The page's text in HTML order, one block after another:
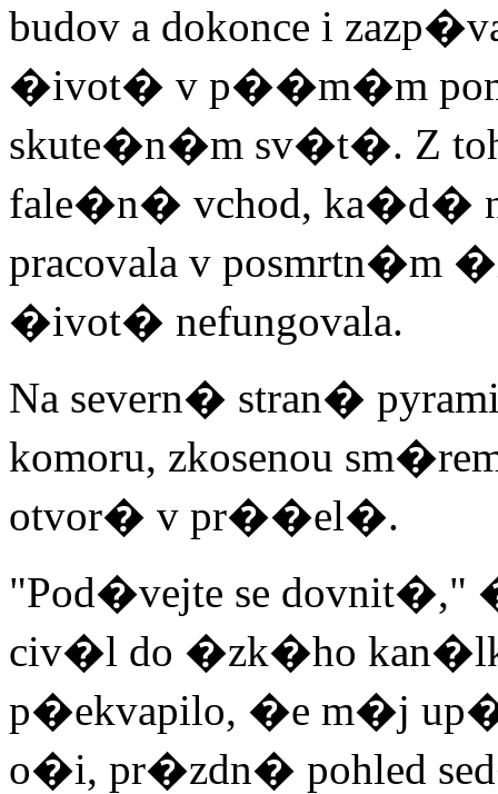
budov a dokonce i
�ivot� v p��m�m
skute�n�m sv�t�. Z
fale�n� vchod, ka�d�
pracovala v posmrtn�m
�ivot� nefungovala.
Na severn� stran�
komoru, zkosenou
otvor� v pr��el�.
"Pod�vejte se dovnit�,"
civ�l do �zk�ho
p�ekvapilo, �e m�j
o�i, pr�zdn� pohled